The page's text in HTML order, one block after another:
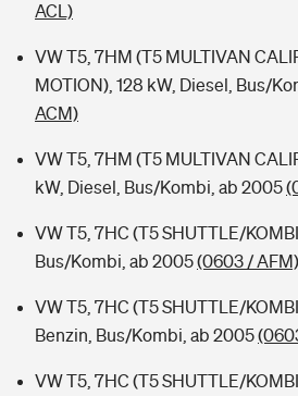
ACL)
VW T5, 7HM (T5 MULTIVAN
MOTION), 128 kW, Diesel, Bus/
ACM)
VW T5, 7HM (T5 MULTIVAN
kW, Diesel, Bus/Kombi, ab 2005
VW T5, 7HC (T5 SHUTTLE/
Bus/Kombi, ab 2005(0603 / AFM)
VW T5, 7HC (T5 SHUTTLE/
Benzin, Bus/Kombi, ab 2005
VW T5, 7HC (T5 SHUTTLE/KOMBI